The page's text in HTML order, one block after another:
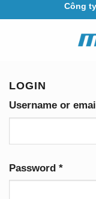
Công
LOGIN
Username or
Password *